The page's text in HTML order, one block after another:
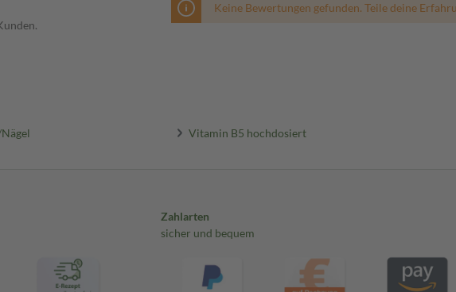
Keine Bewertungen gefunden. Teile deine
Vitamin B5 hochdosiert
Zahlarten
sicher und bequem